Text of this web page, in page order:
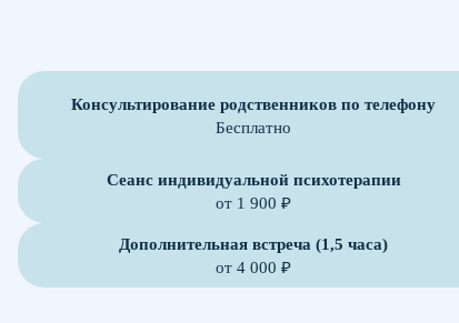
Консультирование родственников по телефону
Бесплатно
Сеанс индивидуальной психотерапии
от 1 900 ₽
Дополнительная встреча (1,5 часа)
от 4 000 ₽